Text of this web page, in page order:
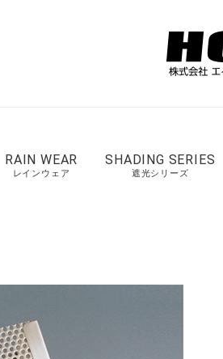
RAIN WEAR
レインウェア
SHADING SERIES
遮光シリーズ